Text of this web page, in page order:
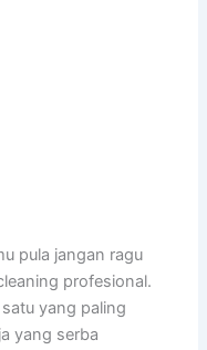
pula jangan ragu
profesional.
yang paling
yang serba